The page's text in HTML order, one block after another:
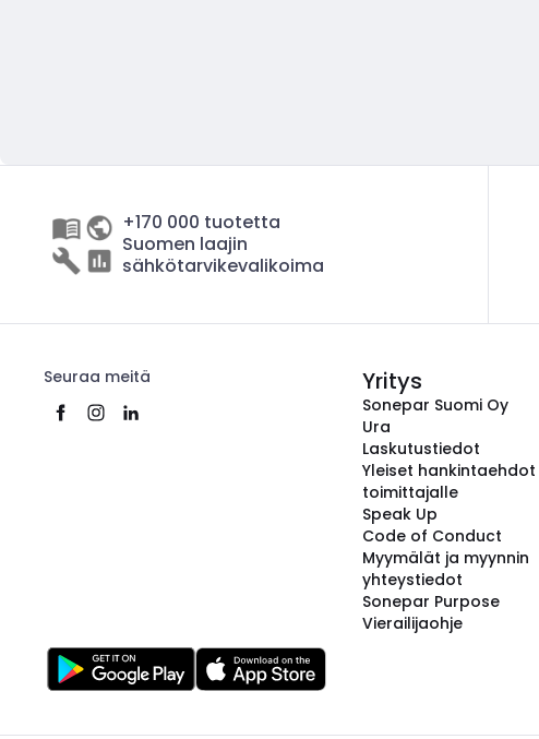
+170 000 tuotetta
Suomen laajin
sähkötarvikevalikoima
Seuraa meitä Yritys
Sonepar Suomi Oy
Ura
Laskutustiedot
Yleiset hankintaehdot
toimittajalle
Speak Up
Code of Conduct
Myymälät ja myynnin
yhteystiedot
Sonepar Purpose
Vierailijaohje